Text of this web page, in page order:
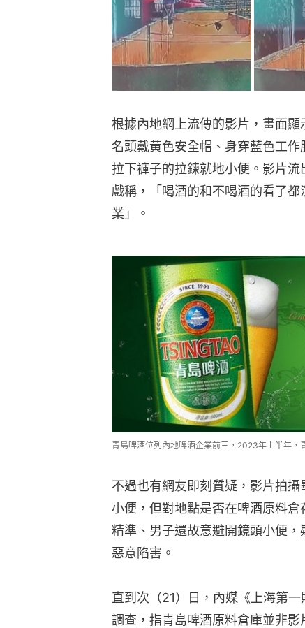
根據內地網上流傳的影片，畫面
名頭戴黃色安全帽、身穿藍色工
拉下褲子的拉鍊就地小便。影片
戲稱，「喝酒的和不喝酒的看了
業」。
青島啤酒位列內地啤酒企業前三，2023年上半年，
不過也有網友即刻質疑，影片拍
小便，但對地點是否在啤酒原料
精準、男子還故意避開鏡頭小便
惡意陷害。
直到次（21）日，內媒《上海第
調查，指青島啤酒原料倉庫並非